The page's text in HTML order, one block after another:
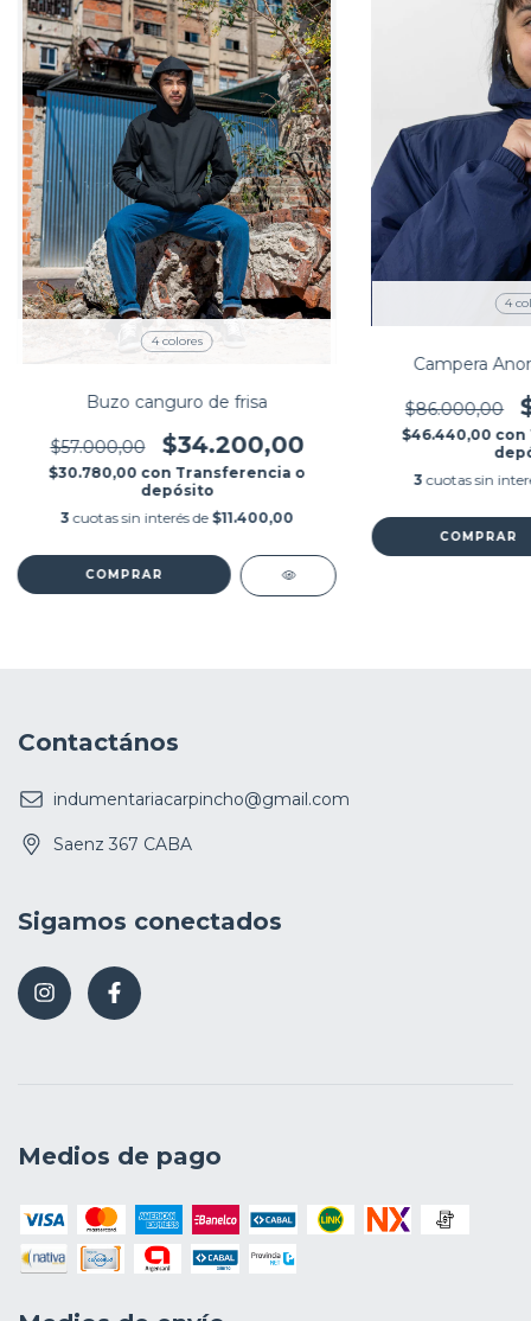
4 colores
Buzo canguro de frisa
$57.000,00 $34.200,00
$30.780,00 con Transferencia o
depósito
3 cuotas sin interés de $11.400,00
COMPRAR
4
Campera
$86.000,00
$46.440,00 con
3 cuotas sin
COMPRAR
Contactános
indumentariacarpincho@gmail.com
Saenz 367 CABA
Sigamos conectados
Medios de pago